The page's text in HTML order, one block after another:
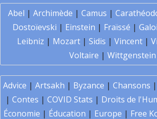
Abel | Archimède | Camus |
Dostoïevski | Einstein | Fraïssé |
Leibniz | Mozart | Sidis | Vincent |
Voltaire | Wittgenstein
Advice | Artsakh | Byzance | Chansons |
| Contes | COVID Stats | Droits de
Économie | Éducation | Europe | Free